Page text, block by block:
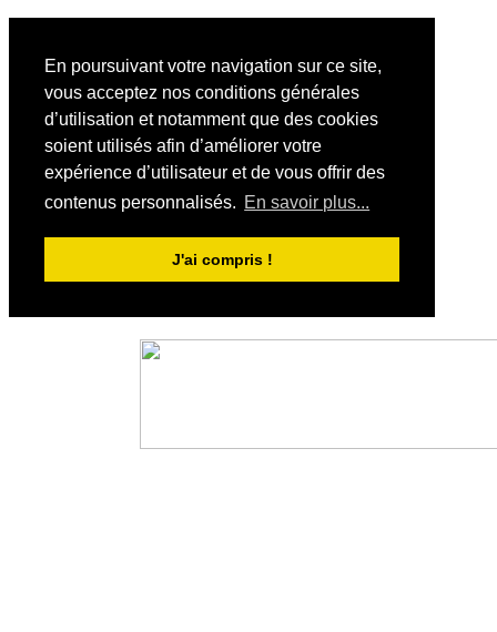
En poursuivant votre navigation sur ce site,
vous acceptez nos conditions générales
d’utilisation et notamment que des cookies
soient utilisés afin d’améliorer votre
expérience d’utilisateur et de vous offrir des
contenus personnalisés. En savoir plus...
J'ai compris !